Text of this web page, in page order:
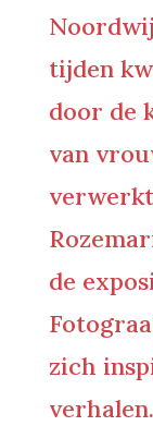
tijden
door de
van
de
zich